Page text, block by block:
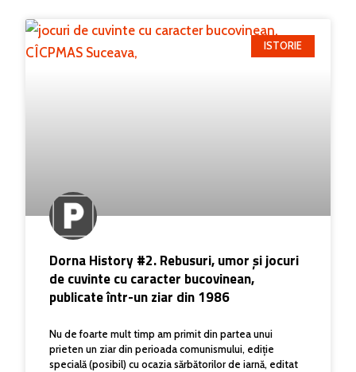
ISTORIE
Dorna History #2. Rebusuri, umor și jocuri
de cuvinte cu caracter bucovinean,
publicate într-un ziar din 1986
Nu de foarte mult timp am primit din partea unui
prieten un ziar din perioada comunismului, ediție
specială (posibil) cu ocazia sărbătorilor de iarnă, editat